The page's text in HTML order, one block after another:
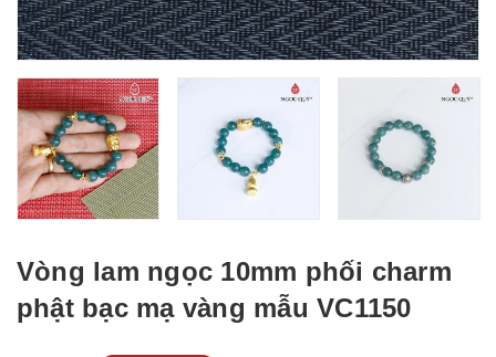
Vòng lam ngọc 10mm phối charm
phật bạc mạ vàng mẫu VC1150